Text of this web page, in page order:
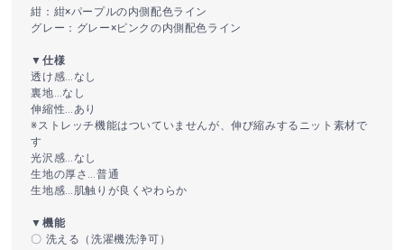
紺：紺×パープルの内側配色ライン
グレー：グレー×ピンクの内側配色ライン
▼仕様
透け感…なし
裏地…なし
伸縮性…あり
※ストレッチ機能はついていませんが、伸び縮みするニット素材で
す
光沢感…なし
生地の厚さ…普通
生地感…肌触りが良くやわらか
▼機能
〇 洗える（洗濯機洗浄可）